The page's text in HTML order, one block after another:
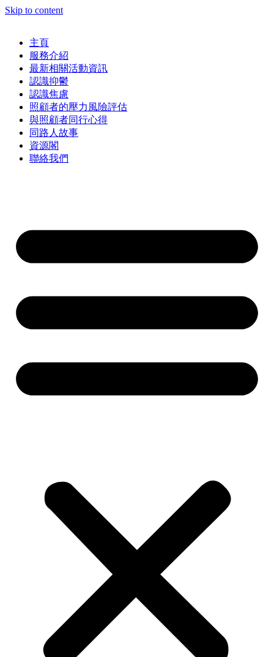
Skip to content
主頁
服務介紹
最新相關活動資訊
認識抑鬱
認識焦慮
照顧者的壓力風險評估
與照顧者同行心得
同路人故事
資源閣
聯絡我們